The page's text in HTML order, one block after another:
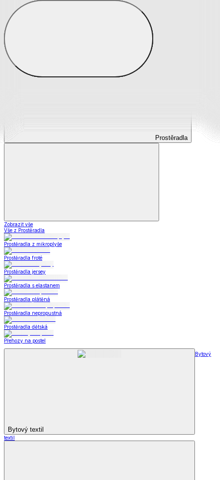
Prostěradla
Prostěradla
Zobrazit vše
Vše z Prostěradla
Prostěradla z mikroplyše
Prostěradla froté
Prostěradla jersey
Prostěradla s elastanem
Prostěradla plátěná
Prostěradla nepropustná
Prostěradla dětská
Přehozy na postel
Bytový textil
Bytový
textil